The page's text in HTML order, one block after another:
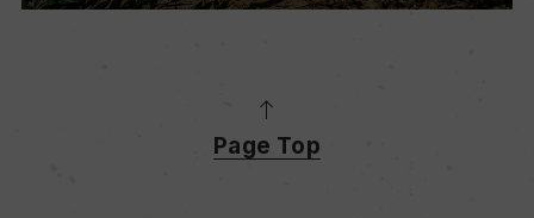
Page Top